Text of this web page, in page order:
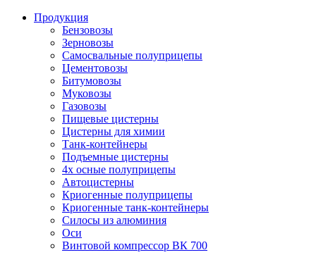
Продукция
Бензовозы
Зерновозы
Самосвальные полуприцепы
Цементовозы
Битумовозы
Муковозы
Газовозы
Пищевые цистерны
Цистерны для химии
Танк-контейнеры
Подъемные цистерны
4х осные полуприцепы
Автоцистерны
Криогенные полуприцепы
Криогенные танк-контейнеры
Силосы из алюминия
Оси
Винтовой компрессор ВК 700